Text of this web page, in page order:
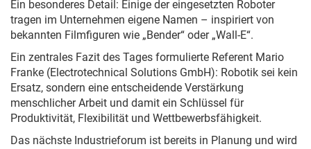
Ein besonderes Detail: Einige der eingesetzten Roboter
tragen im Unternehmen eigene Namen – inspiriert von
bekannten Filmfiguren wie „Bender“ oder „Wall-E“.
Ein zentrales Fazit des Tages formulierte Referent Mario
Franke (Electrotechnical Solutions GmbH): Robotik sei kein
Ersatz, sondern eine entscheidende Verstärkung
menschlicher Arbeit und damit ein Schlüssel für
Produktivität, Flexibilität und Wettbewerbsfähigkeit.
Das nächste Industrieforum ist bereits in Planung und wird